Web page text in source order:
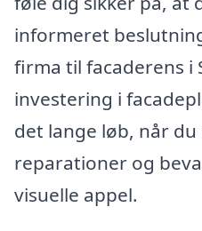
informeret
firma til facaderens i
investering i
det lange løb, når
reparationer og
visuelle appel.